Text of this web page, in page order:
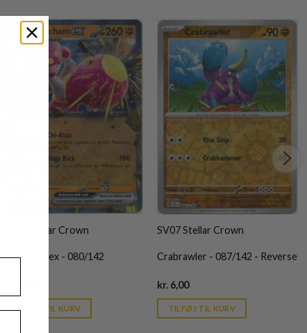
SV07 Stellar Crown
Medicham ex - 080/142
is:
kr. 39,95.
TILFØJ TIL KURV
SV07 Stellar Crown
Crabrawler - 087/142 - Reverse
kr.6,00Current
is:
kr. 39,95.
TILFØJ TIL KURV